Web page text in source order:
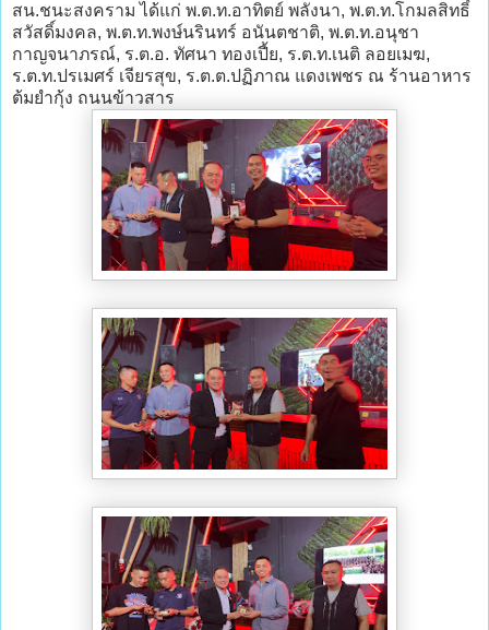
สน.ชนะสงคราม ได้แก่ พ.ต.ท.อาทิตย์ พลังนา, พ.ต.ท.โกมลสิทธิ์
สวัสดิ์มงคล, พ.ต.ท.พงษ์นรินทร์ อนันตชาติ, พ.ต.ท.อนุชา
กาญจนาภรณ์, ร.ต.อ. ทัศนา ทองเปี้ย, ร.ต.ท.เนติ ลอยเมฆ,
ร.ต.ท.ปรเมศร์ เจียรสุข, ร.ต.ต.ปฏิภาณ แดงเพชร ณ ร้านอาหาร
ต้มยำกุ้ง ถนนข้าวสาร